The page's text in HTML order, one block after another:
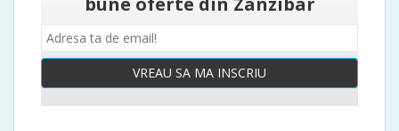
VREAU SA MA INSCRIU